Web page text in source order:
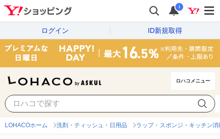
i
ログイン ID新規取得
ロハコメニュー
LOHACOホーム 洗剤・ティッシュ・日用品 ラップ・スポンジ・キッチン消